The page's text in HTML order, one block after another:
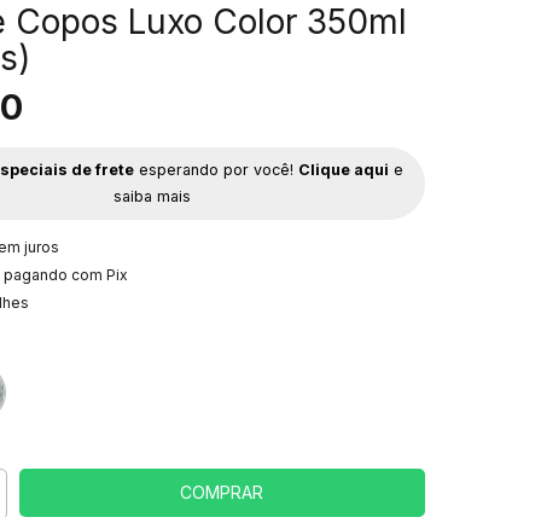
Copos Luxo Color 350ml
de frete esperando por você! Clique aqui e
saiba mais
juros
pagando com Pix